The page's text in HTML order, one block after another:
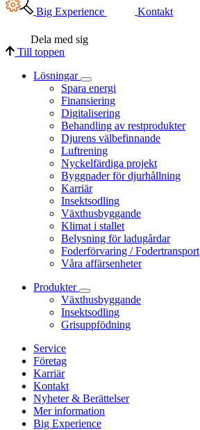
Big Experience Kontakt
Dela med sig
Till toppen
Lösningar
Spara energi
Finansiering
Digitalisering
Behandling av restprodukter
Djurens välbefinnande
Luftrening
Nyckelfärdiga projekt
Byggnader för djurhållning
Karriär
Insektsodling
Växthusbyggande
Klimat i stallet
Belysning för ladugårdar
Foderförvaring / Fodertransport
Våra affärsenheter
Produkter
Växthusbyggande
Insektsodling
Grisuppfödning
Service
Företag
Karriär
Kontakt
Nyheter & Berättelser
Mer information
Big Experience